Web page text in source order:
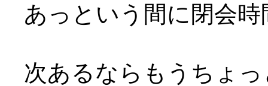
あっという間に閉会
次あるならもうちょ